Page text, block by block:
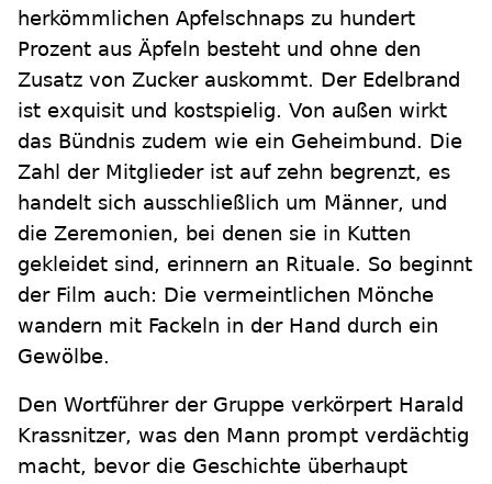
herkömmlichen Apfelschnaps zu hundert
Prozent aus Äpfeln besteht und ohne den
Zusatz von Zucker auskommt. Der Edelbrand
ist exquisit und kostspielig. Von außen wirkt
das Bündnis zudem wie ein Geheimbund. Die
Zahl der Mitglieder ist auf zehn begrenzt, es
handelt sich ausschließlich um Männer, und
die Zeremonien, bei denen sie in Kutten
gekleidet sind, erinnern an Rituale. So beginnt
der Film auch: Die vermeintlichen Mönche
wandern mit Fackeln in der Hand durch ein
Gewölbe.
Den Wortführer der Gruppe verkörpert Harald
Krassnitzer, was den Mann prompt verdächtig
macht, bevor die Geschichte überhaupt